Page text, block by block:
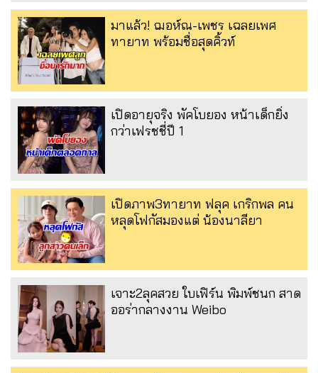
มาแล้ว! ฌอห์ณ-เพชร เฉลยเพศ
ทายาท พร้อมชื่อสุดคิ้วท์
เปิดอายุจริง พัคโบยอง หน้าเด็กยิ่ง
กว่าเฟรชชี่ปี 1
เปิดภาพ3ทายาท ฟลุค เกริกพล คน
หลุดโฟกัสมองแต่ น้องนาลียา
เจาะ2ลุคสวย ใบเฟิร์น พิมพ์ชนก สาด
ออร่ากลางงาน Weibo